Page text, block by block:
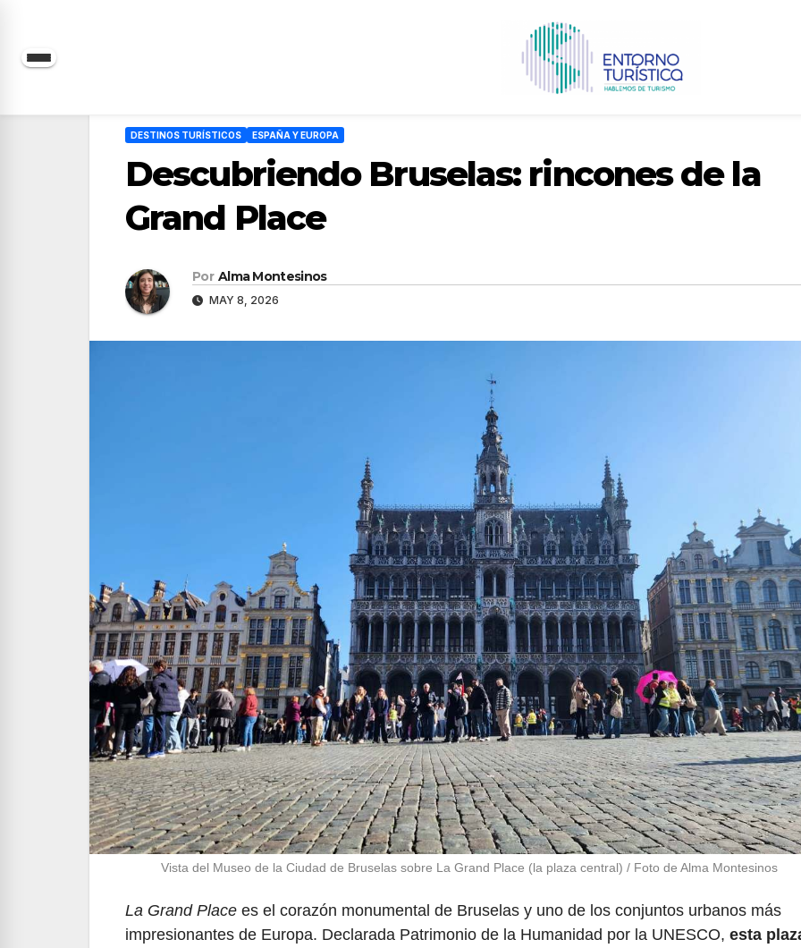
Saltar
DESTINOS TURÍSTICOS ESPAÑA Y EUROPA
Descubriendo Bruselas: rincones de la
Grand Place
Por Alma Montesinos
MAY 8, 2026
Vista del Museo de la Ciudad de Bruselas sobre La Grand Place (la plaza central) / Foto de Alma Montesinos
La Grand Place es el corazón monumental de Bruselas y uno de los conjuntos urbanos más
impresionantes de Europa. Declarada Patrimonio de la Humanidad por la UNESCO, esta